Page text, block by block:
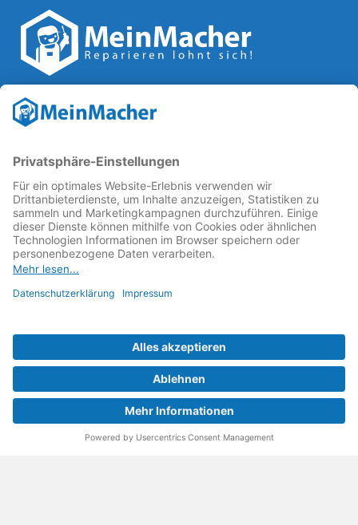
Reparatur Revolution
Reparatur↗ für eineReparatur Revolution
Reparaturbedingungen: Für Produkte, die sich gut
reparieren lassen, für günstigere Ersatzteile und den
Erhalt der reparierenden Betriebe und des Reparatur-
Know-hows in Deutschland.
Weitere Informationen
Fachhändler finden
FAQ - häufig gestellte Fragen
© 2023 MeinMacher - eine Marke der Vangerow GmbH
Barrierefreiheit